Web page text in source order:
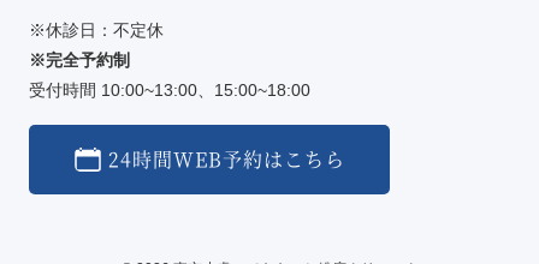
※休診日：不定休
※完全予約制
受付時間 10:00~13:00、15:00~18:00
24時間WEB予約はこちら